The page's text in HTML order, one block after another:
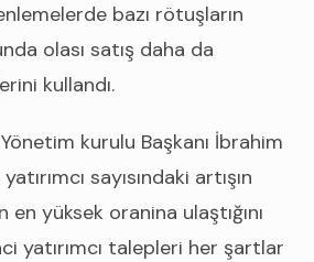
bazı rötuşların
olası satış daha da
kullandı.
kurulu Başkanı İbrahim
sayısındaki artışın
en yüksek oranina ulaştığını
yatırımcı talepleri her şartlar